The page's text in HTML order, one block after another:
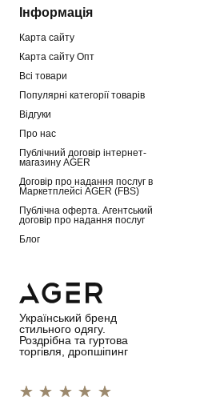
Інформація
Карта сайту
Карта сайту Опт
Всі товари
Популярні категорії товарів
Відгуки
Про нас
Публічний договір інтернет-
магазину AGER
Договір про надання послуг в
Маркетплейсі AGER (FBS)
Публічна оферта. Агентський
договір про надання послуг
Блог
Український бренд
стильного одягу.
Роздрібна та гуртова
торгівля, дропшіпинг
1 star
2 stars
3 stars
4 stars
5 stars